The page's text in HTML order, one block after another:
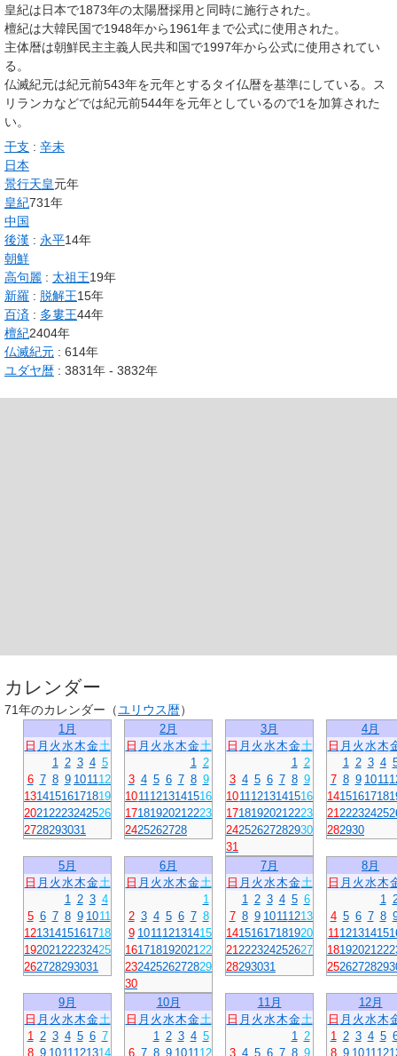
皇紀は日本で1873年の太陽暦採用と同時に施行された。
檀紀は大韓民国で1948年から1961年まで公式に使用された。
主体暦は朝鮮民主主義人民共和国で1997年から公式に使用されてい
る。
仏滅紀元は紀元前543年を元年とするタイ仏暦を基準にしている。ス
リランカなどでは紀元前544年を元年としているので1を加算された
い。
干支 : 辛未
日本
景行天皇元年
皇紀731年
中国
後漢 : 永平14年
朝鮮
高句麗 : 太祖王19年
新羅 : 脱解王15年
百済 : 多婁王44年
檀紀2404年
仏滅紀元 : 614年
ユダヤ暦 : 3831年 - 3832年
カレンダー
71年のカレンダー（ユリウス暦）
1月
日 月 火 水木金土
1 2 3 4 5
6 7 8 9 101112
13141516171819
20212223242526
2728293031
2月
日 月 火 水木金土
1 2
3 4 5 6 7 8 9
10111213141516
17181920212223
2425262728
3月
日 月 火 水木金土
1 2
3 4 5 6 7 8 9
10111213141516
17181920212223
24252627282930
31
4月
日 月 火 水木
1 2 3 4
7 8 9 1011
1415161718
2122232425
282930
5月
日 月 火 水木金土
1 2 3 4
5 6 7 8 9 1011
12131415161718
19202122232425
262728293031
6月
日 月 火 水木金土
1
2 3 4 5 6 7 8
9 101112131415
16171819202122
23242526272829
30
7月
日 月 火 水木金土
1 2 3 4 5 6
7 8 9 10111213
14151617181920
21222324252627
28293031
8月
日 月 火 水木
1
4 5 6 7 8
1112131415
1819202122
2526272829
9月
日 月 火 水木金土
1 2 3 4 5 6 7
8 9 1011 121314
10月
日 月 火 水木金土
1 2 3 4 5
6 7 8 9 1011 12
11月
日 月 火 水木金土
1 2
3 4 5 6 7 8 9
12月
日 月 火 水木
1 2 3 4 5
8 9 1011 12